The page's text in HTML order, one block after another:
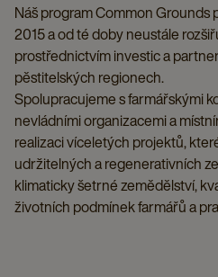
Náš program Common Grounds
2015 a od té doby neustále
prostřednictvím investic a
pěstitelských regionech.
Spolupracujeme s farmářskými
nevládními organizacemi a
realizaci víceletých projektů,
udržitelných a regenerativních
klimaticky šetrné zemědělství,
životních podmínek farmářů a